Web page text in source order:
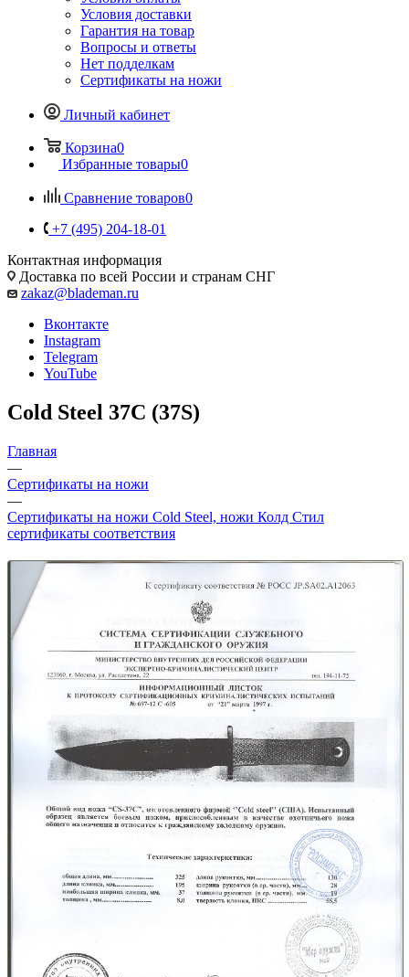
Условия доставки
Гарантия на товар
Вопросы и ответы
Нет подделкам
Сертификаты на ножи
Личный кабинет
Корзина0
Избранные товары0
Сравнение товаров0
+7 (495) 204-18-01
Контактная информация
Доставка по всей России и странам СНГ
zakaz@blademan.ru
Вконтакте
Instagram
Telegram
YouTube
Cold Steel 37C (37S)
Главная
—
Сертификаты на ножи
—
Сертификаты на ножи Cold Steel, ножи Колд Стил
сертификаты соответствия